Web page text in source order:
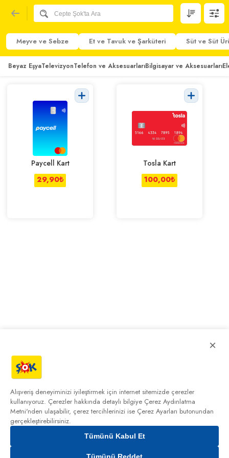
Meyve ve Sebze Et ve Tavuk ve Şarküteri Süt ve Süt
Beyaz EşyaTelevizyonTelefon ve AksesuarlarıBilgisayar ve Aksesuarları
Paycell Kart
29,90₺
Tosla Kart
100,00₺
×
Alışveriş deneyiminizi iyileştirmek için internet sitemizde çerezler
kullanıyoruz. Çerezler hakkında detaylı bilgiye Çerez Aydınlatma
Metni'nden ulaşabilir, çerez tercihlerinizi ise Çerez Ayarları butonundan
gerçekleştirebilirsiniz.
Tümünü Kabul Et